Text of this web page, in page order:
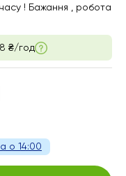
! Бажання , робота
₴/год
о 14:00
10:00
15:00